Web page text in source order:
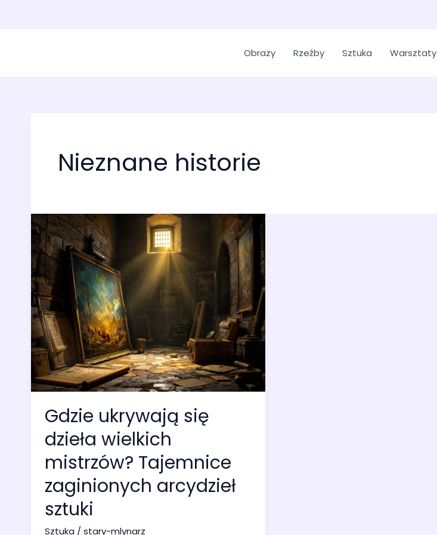
Obrazy Rzeźby Sztuka Warsztaty
Nieznane historie
Gdzie ukrywają się
dzieła wielkich
mistrzów? Tajemnice
zaginionych arcydzieł
sztuki
Sztuka / stary-mlynarz